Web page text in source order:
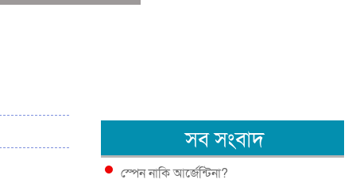
সব সংবাদ
স্পেন নাকি আর্জেন্টিনা?